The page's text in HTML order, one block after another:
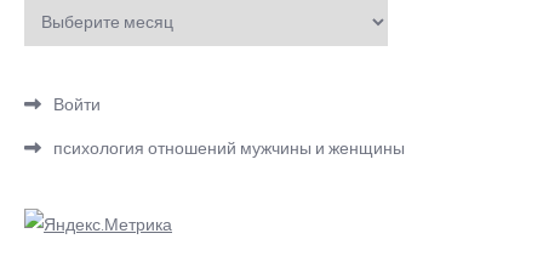
Архивы
Войти
психология отношений мужчины и женщины